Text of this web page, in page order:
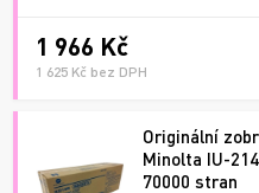
1 966 Kč
1 625 Kč bez DPH
Originální
Minolta IU-
70000 stran